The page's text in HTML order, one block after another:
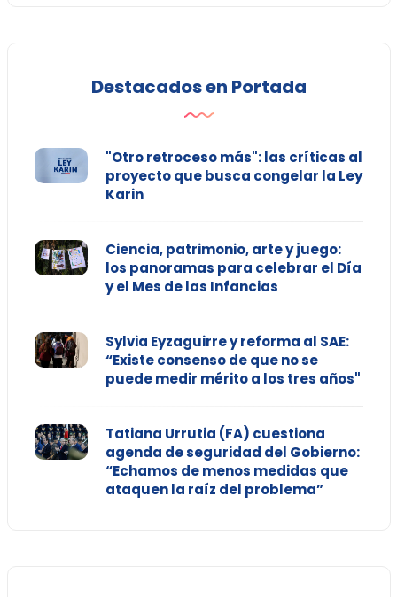
Destacados en Portada
"Otro retroceso más": las críticas al
proyecto que busca congelar la Ley
Karin
Ciencia, patrimonio, arte y juego:
los panoramas para celebrar el Día
y el Mes de las Infancias
Sylvia Eyzaguirre y reforma al SAE:
“Existe consenso de que no se
puede medir mérito a los tres años"
Tatiana Urrutia (FA) cuestiona
agenda de seguridad del Gobierno:
“Echamos de menos medidas que
ataquen la raíz del problema”